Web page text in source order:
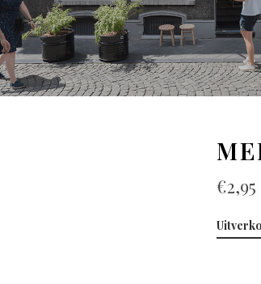
€2,95